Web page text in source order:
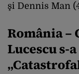
şi Dennis Man
România –
Lucescu s-